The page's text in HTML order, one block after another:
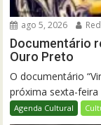
ago 5, 2026
Documentário
Ouro Preto
O documentário
próxima sexta-feira
Agenda Cultural